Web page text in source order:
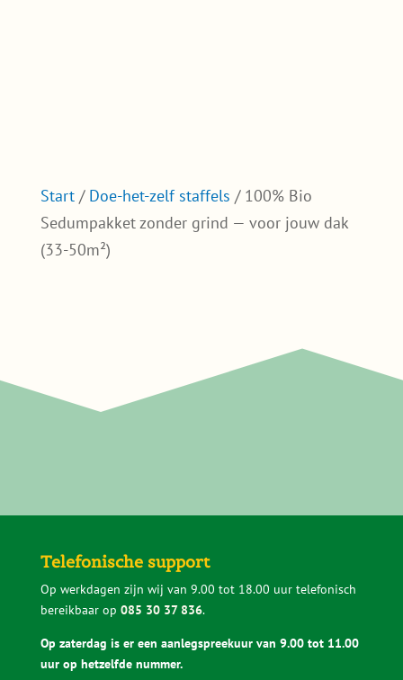
Start/ Doe-het-zelf staffels / 100% Bio
Sedumpakket zonder grind — voor jouw dak
(33-50m²)
Telefonische support
Op werkdagen zijn wij van 9.00 tot 18.00 uur telefonisch
bereikbaar op 085 30 37 836.
Op zaterdag is er een aanlegspreekuur van 9.00 tot 11.00
uur op hetzelfde nummer.